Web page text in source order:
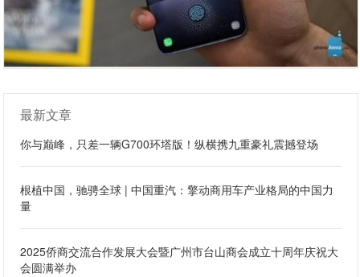
最新文章
你与巅峰，只差一辆G700环塔版！纵横携九重豪礼震撼登场
根植中国，驰骋全球 | 中国重汽：擎动商用车产业格局的中国力
量
2025侨商交流合作发展大会暨广州市台山商会成立十周年庆祝大
会圆满举办